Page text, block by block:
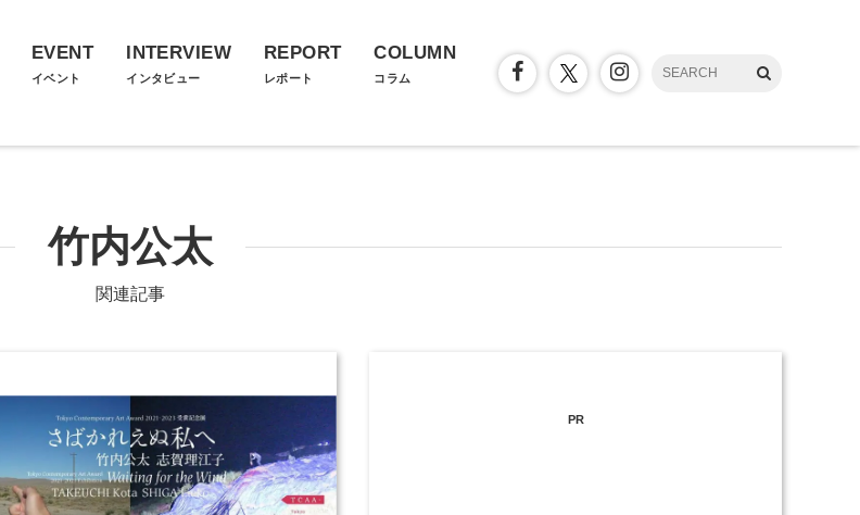
EVENT
イベント
INTERVIEW
インタビュー
REPORT
レポート
COLUMN
コラム
竹内公太
関連記事
PR